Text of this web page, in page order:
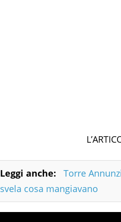
Leggi anche:
Torre
svela cosa mangiavano